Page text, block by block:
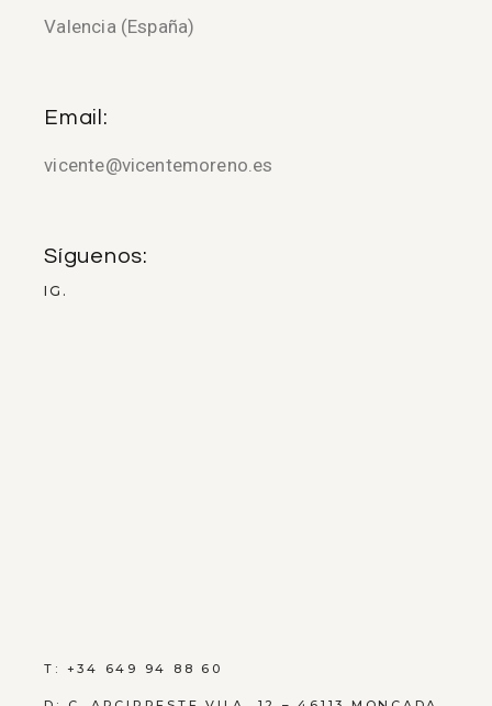
Valencia (España)
Email:
vicente@vicentemoreno.es
Síguenos:
IG.
T: +34 649 94 88 60